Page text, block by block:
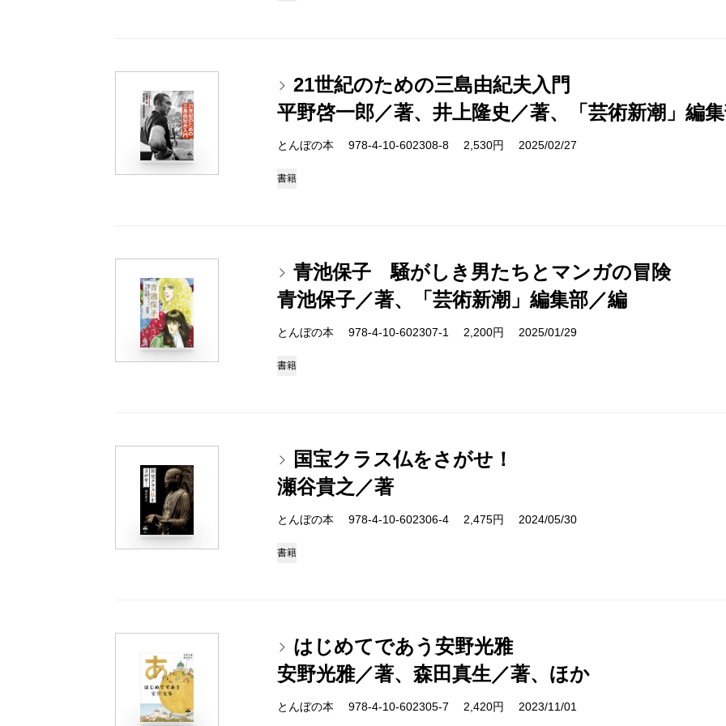
21世紀のための三島由紀夫入門
平野啓一郎／著、井上隆史／著、「芸術新潮」編
とんぼの本 978-4-10-602308-8 2,530円 2025/02/27
書籍
青池保子 騒がしき男たちとマンガの冒険
青池保子／著、「芸術新潮」編集部／編
とんぼの本 978-4-10-602307-1 2,200円 2025/01/29
書籍
国宝クラス仏をさがせ！
瀬谷貴之／著
とんぼの本 978-4-10-602306-4 2,475円 2024/05/30
書籍
はじめてであう安野光雅
安野光雅／著、森田真生／著、ほか
とんぼの本 978-4-10-602305-7 2,420円 2023/11/01